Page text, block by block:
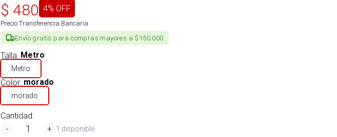
$ 480 4% OFF
Precio Transferencia Bancaria
Envío gratis para compras mayores a $150.000
Talla: Metro
Metro
Color: morado
morado
Cantidad:
-
+ 1 disponible